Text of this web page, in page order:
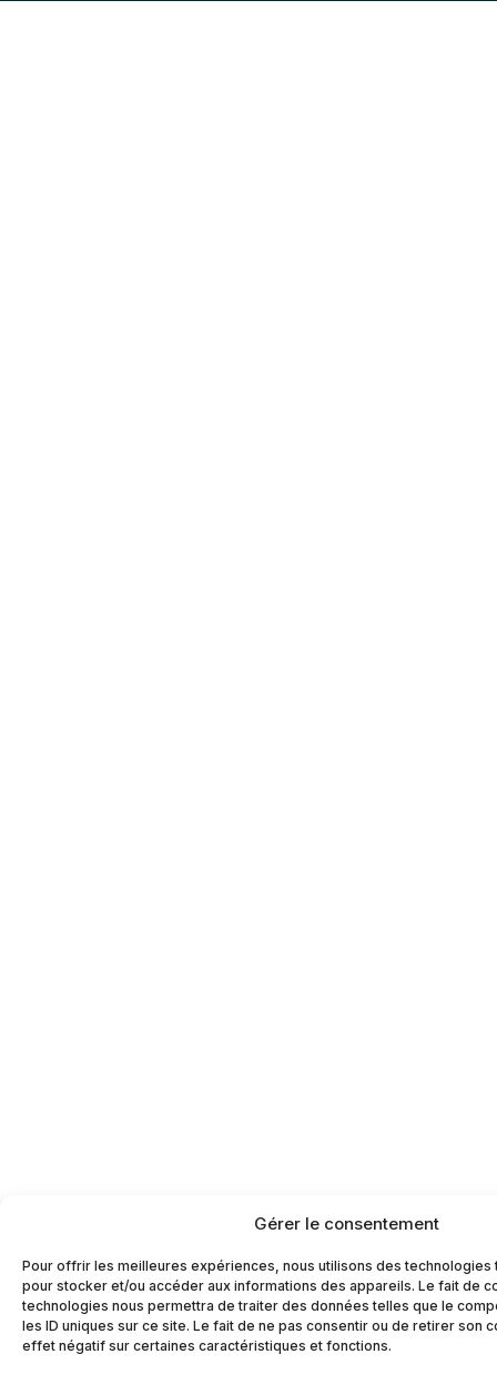
Gérer le consentement
Pour offrir les meilleures expériences, nous utilisons des
pour stocker et/ou accéder aux informations des appareils. Le fait de
technologies nous permettra de traiter des données telles que le
les ID uniques sur ce site. Le fait de ne pas consentir ou de retirer son
effet négatif sur certaines caractéristiques et fonctions.